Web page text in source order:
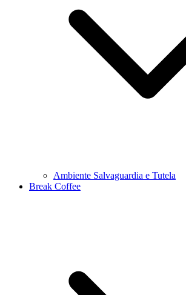
Ambiente Salvaguardia e Tutela
Break Coffee